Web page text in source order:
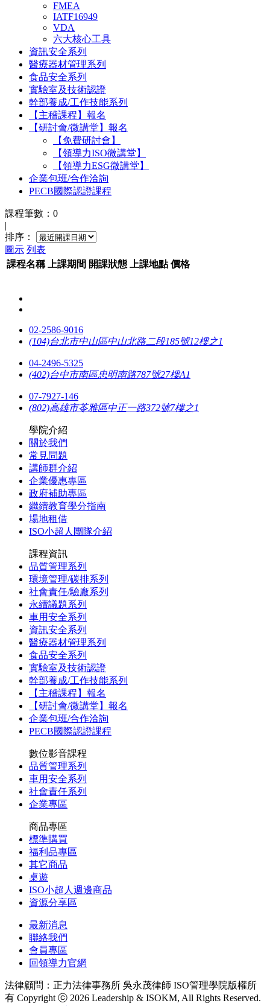
FMEA
IATF16949
VDA
六大核心工具
資訊安全系列
醫療器材管理系列
食品安全系列
實驗室及技術認證
幹部養成/工作技能系列
【主稽課程】報名
【研討會/微講堂】報名
【免費研討會】
【領導力ISO微講堂】
【領導力ESG微講堂】
企業包班/合作洽詢
PECB國際認證課程
課程筆數：0
|
排序：
圖示 列表
課程名稱
上課期間 開課狀態 上課地點 價格
02-2586-9016
(104)台北市中山區中山北路二段185號12樓之1
04-2496-5325
(402)台中市南區忠明南路787號27樓A1
07-7927-146
(802)高雄市苓雅區中正一路372號7樓之1
學院介紹
關於我們
常見問題
講師群介紹
企業優惠專區
政府補助專區
繼續教育學分指南
場地租借
ISO小超人團隊介紹
課程資訊
品質管理系列
環境管理/碳排系列
社會責任/驗廠系列
永續議題系列
車用安全系列
資訊安全系列
醫療器材管理系列
食品安全系列
實驗室及技術認證
幹部養成/工作技能系列
【主稽課程】報名
【研討會/微講堂】報名
企業包班/合作洽詢
PECB國際認證課程
數位影音課程
品質管理系列
車用安全系列
社會責任系列
企業專區
商品專區
標準購買
福利品專區
其它商品
桌遊
ISO小超人週邊商品
資源分享區
最新消息
聯絡我們
會員專區
回領導力官網
法律顧問：正力法律事務所 吳永茂律師 ISO管理學院版權所
有 Copyright ⓒ 2026 Leadership & ISOKM, All Rights Reserved.